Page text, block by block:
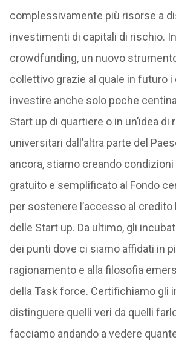
complessivamente più risorse a
investimenti di capitali di rischio.
crowdfunding, un nuovo
collettivo grazie al quale in futuro
investire anche solo poche
Start up di quartiere o in un’idea di
universitari dall’altra parte del
ancora, stiamo creando
gratuito e semplificato al Fondo
per sostenere l’accesso al credito
delle Start up. Da ultimo, gli
dei punti dove ci siamo affidati in
ragionamento e alla filosofia
della Task force. Certifichiamo gli
distinguere quelli veri da quelli
facciamo andando a vedere